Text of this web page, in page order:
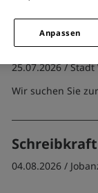
25.07.2026 /Stadt
Wir suchen Sie
04.08.2026 /
Anpassen